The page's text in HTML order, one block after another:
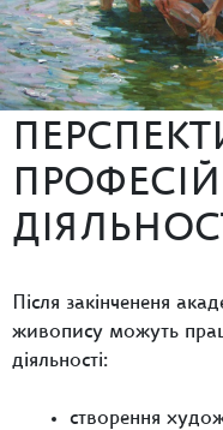
Після закінчененя
живопису можуть
діяльності:
створення